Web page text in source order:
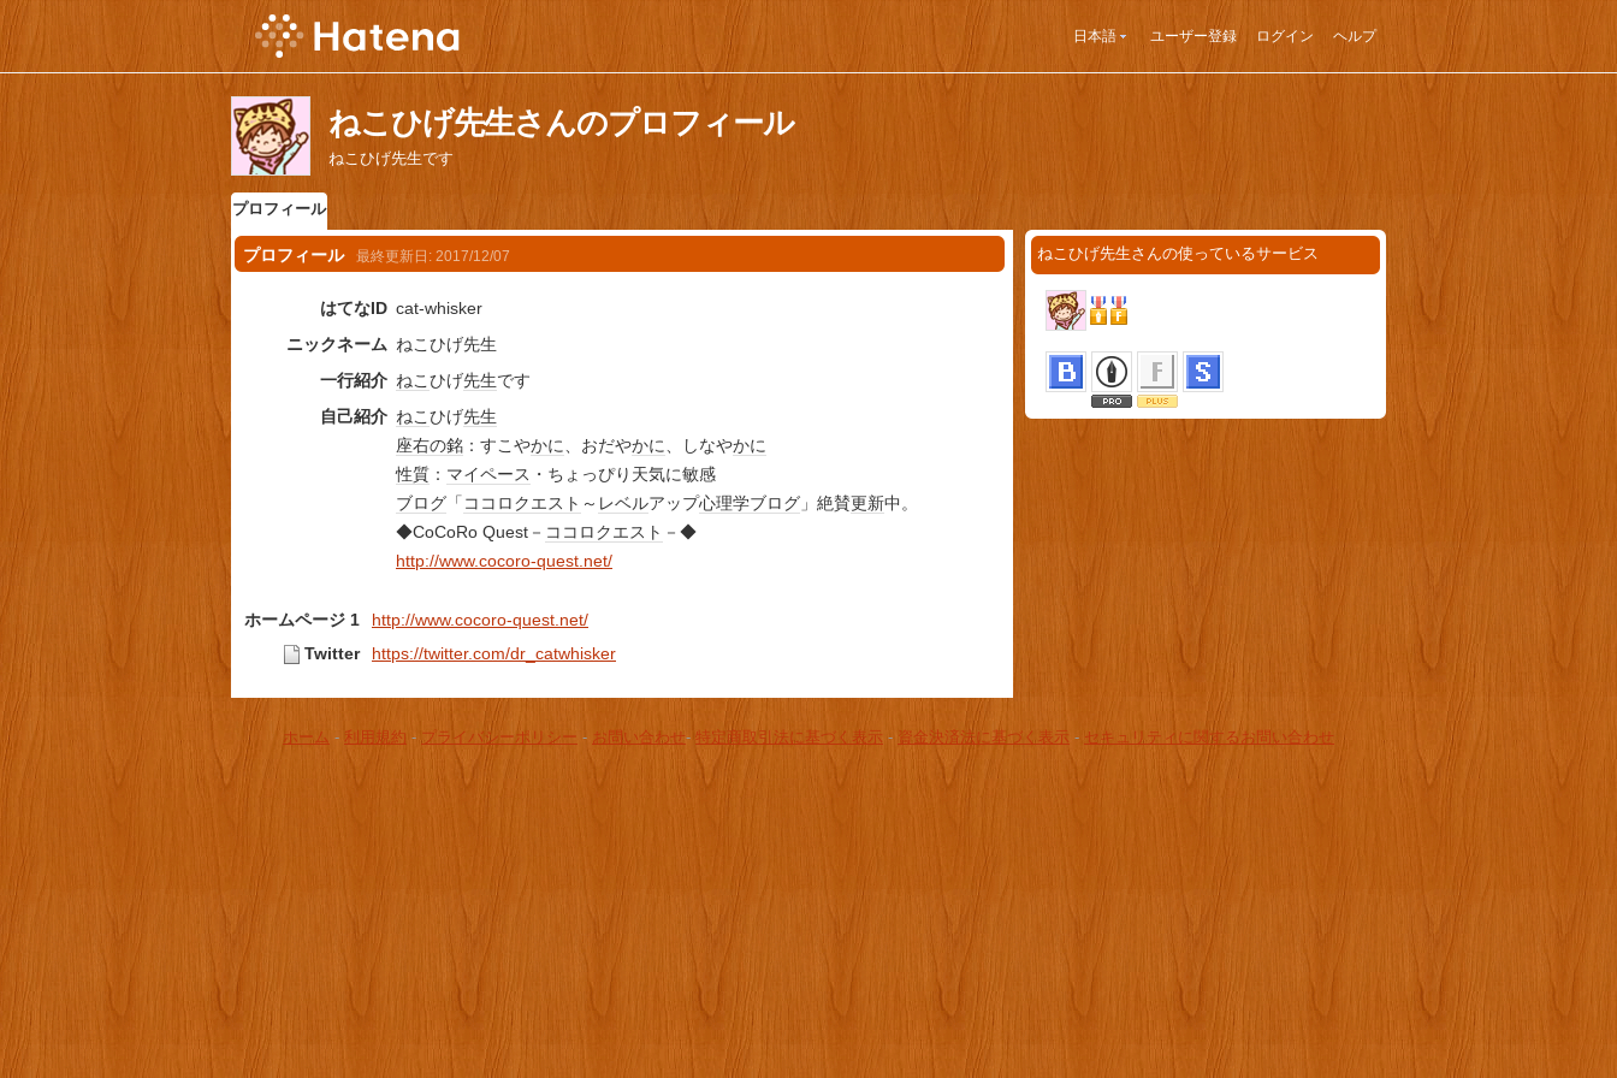
日本語 ユーザー登録 ログイン ヘルプ
ねこひげ先生さんのプロフィール
ねこひげ先生です
プロフィール
プロフィール 最終更新日: 2017/12/07
はてなID cat-whisker
ニックネーム ねこひげ先生
一行紹介 ねこひげ先生です
自己紹介 ねこひげ先生
座右の銘 ：すこやかに、おだやかに、しなやかに
性質 ： マイペース ・ちょっぴり天気に敏感
ブログ 「 ココロクエスト ～ レベルアップ心理学ブログ 」絶賛更新中。
◆CoCoRo Quest－ ココロクエスト －◆
http://www.cocoro-quest.net/
ホームページ 1
http://www.cocoro-quest.net/
Twitter
https://twitter.com/dr_catwhisker
ねこひげ先生さんの使っているサービス
ホーム - 利用規約 - プライバシーポリシー - お問い合わせ- 特定商取引法に基づく表示 - 資金決済法に基づく表示 - セキュリティに関するお問い合わせ